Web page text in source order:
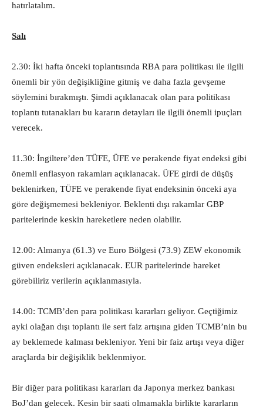
hatırlatalım.
Salı
2.30: İki hafta önceki toplantısında RBA para politikası ile ilgili
önemli bir yön değişikliğine gitmiş ve daha fazla gevşeme
söylemini bırakmıştı. Şimdi açıklanacak olan para politikası
toplantı tutanakları bu kararın detayları ile ilgili önemli ipuçları
verecek.
11.30: İngiltere’den TÜFE, ÜFE ve perakende fiyat endeksi gibi
önemli enflasyon rakamları açıklanacak. ÜFE girdi de düşüş
beklenirken, TÜFE ve perakende fiyat endeksinin önceki aya
göre değişmemesi bekleniyor. Beklenti dışı rakamlar GBP
paritelerinde keskin hareketlere neden olabilir.
12.00: Almanya (61.3) ve Euro Bölgesi (73.9) ZEW ekonomik
güven endeksleri açıklanacak. EUR paritelerinde hareket
görebiliriz verilerin açıklanmasıyla.
14.00: TCMB’den para politikası kararları geliyor. Geçtiğimiz
ayki olağan dışı toplantı ile sert faiz artışına giden TCMB’nin bu
ay beklemede kalması bekleniyor. Yeni bir faiz artışı veya diğer
araçlarda bir değişiklik beklenmiyor.
Bir diğer para politikası kararları da Japonya merkez bankası
BoJ’dan gelecek. Kesin bir saati olmamakla birlikte kararların